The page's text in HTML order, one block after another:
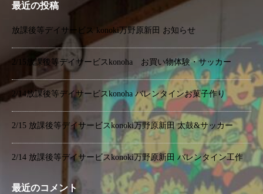
最近の投稿
放課後等デイサービス konoki万野原新田 お知らせ
2/15放課後等デイサービスkonoha お買い物体験・サッカー
2/14放課後等デイサービスkonoha バレンタインお菓子作り
2/15 放課後等デイサービスkonoki万野原新田 太鼓&サッカー
2/14 放課後等デイサービスkonoki万野原新田 バレンタイン工作
最近のコメント